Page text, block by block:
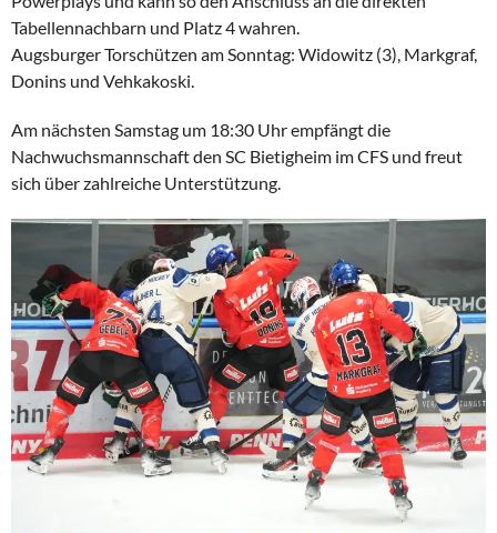
Tabellennachbarn und Platz 4 wahren.
Augsburger Torschützen am Sonntag: Widowitz (3), Markgraf,
Donins und Vehkakoski.
Am nächsten Samstag um 18:30 Uhr empfängt die
Nachwuchsmannschaft den SC Bietigheim im CFS und freut
sich über zahlreiche Unterstützung.